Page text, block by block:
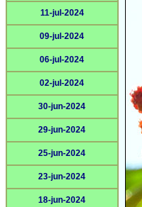
11-jul-2024
09-jul-2024
06-jul-2024
02-jul-2024
30-jun-2024
29-jun-2024
25-jun-2024
23-jun-2024
18-jun-2024